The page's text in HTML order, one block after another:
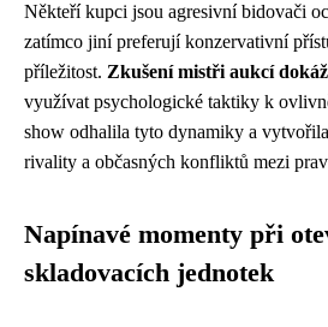
Někteří kupci jsou agresivní bidovači
zatímco jiní preferují konzervativní
příležitost. Zkušení mistři aukcí
využívat psychologické taktiky k
show odhalila tyto dynamiky a
rivality a občasných konfliktů mezi
Napínavé momenty při
skladovacích jednotek